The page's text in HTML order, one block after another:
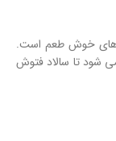
خوش طعم است.
شود تا سالاد فتوش